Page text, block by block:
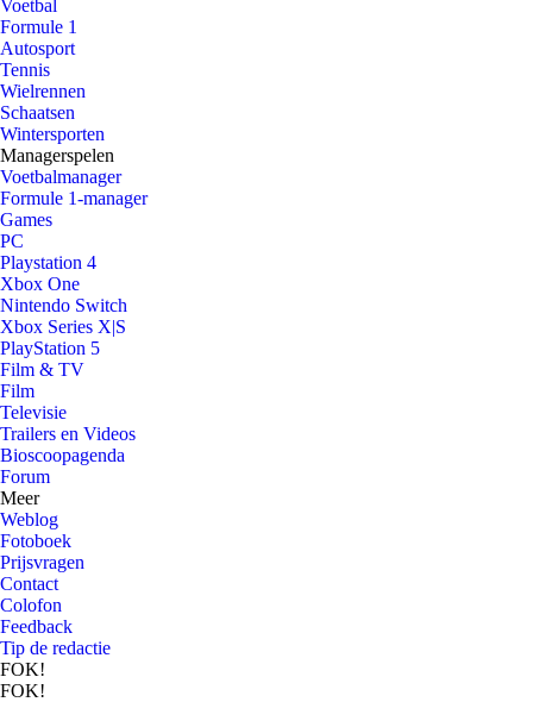
Voetbal
Formule 1
Autosport
Tennis
Wielrennen
Schaatsen
Wintersporten
Managerspelen
Voetbalmanager
Formule 1-manager
Games
PC
Playstation 4
Xbox One
Nintendo Switch
Xbox Series X|S
PlayStation 5
Film & TV
Film
Televisie
Trailers en Videos
Bioscoopagenda
Forum
Meer
Weblog
Fotoboek
Prijsvragen
Contact
Colofon
Feedback
Tip de redactie
FOK!
FOK!